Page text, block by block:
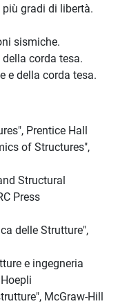
gradi di libertà.
sismiche.
corda tesa.
e della corda tesa.
Prentice Hall
of Structures",
Structural
Press
delle Strutture",
e ingegneria
McGraw-Hill